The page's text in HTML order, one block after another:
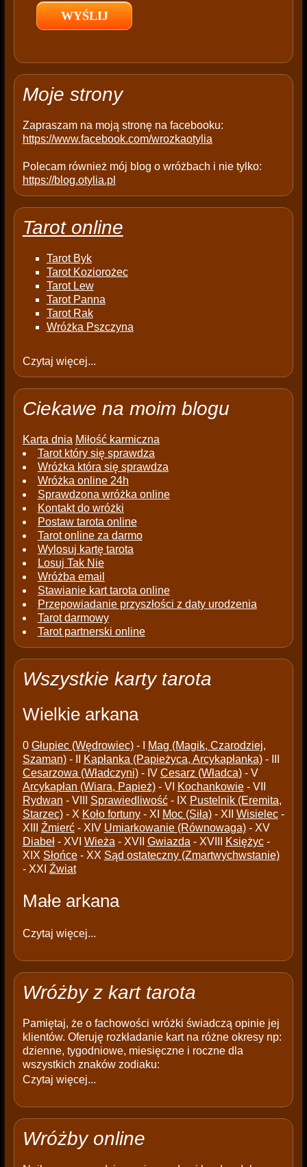
e
p
y
Moje strony
Zapraszam na moją stronę na facebooku:
https://www.facebook.com/wrozkaotylia
Polecam również mój blog o wróżbach i nie tylko:
https://blog.otylia.pl
Tarot online
Tarot Byk
Tarot Koziorożec
Tarot Lew
Tarot Panna
Tarot Rak
Wróżka Pszczyna
Czytaj więcej...
Ciekawe na moim blogu
Karta dnia Miłość karmiczna
Tarot który się sprawdza
Wróżka która się sprawdza
Wróżka online 24h
Sprawdzona wróżka online
Kontakt do wróżki
Postaw tarota online
Tarot online za darmo
Wylosuj kartę tarota
Losuj Tak Nie
Wróżba email
Stawianie kart tarota online
Przepowiadanie przyszłości z daty urodzenia
Tarot darmowy
Tarot partnerski online
Wszystkie karty tarota
Wielkie arkana
0 Głupiec (Wędrowiec)- I
Mag (Magik, Czarodziej,
Szaman)- II Kapłanka (Papieżyca, Arcykapłanka)- III
Cesarzowa (Władczyni)- IV Cesarz (Władca)- V
Arcykapłan (Wiara, Papież)- VI Kochankowie- VII
Rydwan - VIII Sprawiedliwość- IX Pustelnik (Eremita,
Starzec)- X Koło fortuny- XI Moc (Siła)- XII Wisielec-
XIII Źmierć- XIV Umiarkowanie (Równowaga)- XV
Diabeł- XVI Wieża - XVII Gwiazda - XVIII Księżyc-
XIX Słońce- XX Sąd ostateczny (Zmartwychwstanie)
- XXI Źwiat
Małe arkana
Czytaj więcej...
Wróżby z kart tarota
Pamiętaj, że o fachowości wróżki świadczą opinie jej
klientów. Oferuję rozkładanie kart na różne okresy np:
dzienne, tygodniowe, miesięczne i roczne dla
wszystkich znaków zodiaku:
Czytaj więcej...
Wróżby online